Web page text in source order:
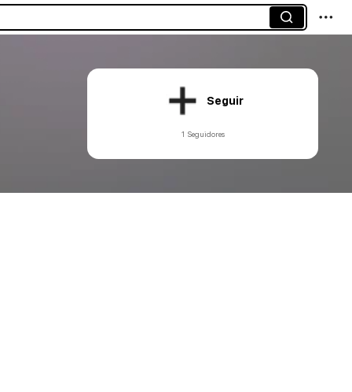
Seguir
1 Seguidores